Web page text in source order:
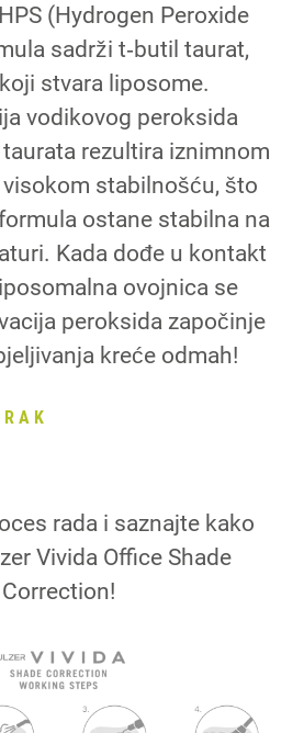
(Hydrogen Peroxide
sadrži t‑butil taurat,
stvara liposome.
vodikovog peroksida
rezultira iznimnom
stabilnošću, što
ostane stabilna na
Kada dođe u kontakt
ovojnica se
peroksida započinje
kreće odmah!
rada i saznajte kako
Vivida Office Shade
Correction!